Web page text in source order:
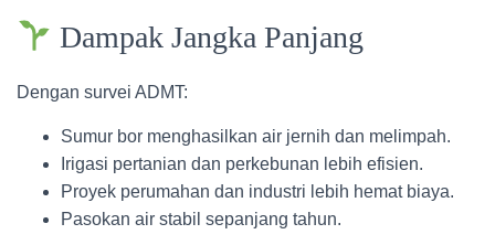
Dampak Jangka Panjang
Dengan survei ADMT:
Sumur bor menghasilkan air jernih dan melimpah.
Irigasi pertanian dan perkebunan lebih efisien.
Proyek perumahan dan industri lebih hemat biaya.
Pasokan air stabil sepanjang tahun.